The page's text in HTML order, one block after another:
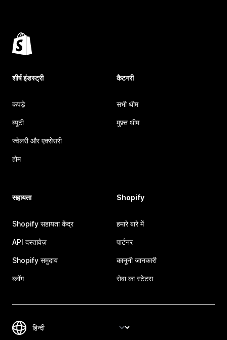
शीर्ष इंडस्ट्री
कपड़े
ब्यूटी
ज्वेलरी और एक्सेसरी
होम
कैटगरी
सभी थीम
मुफ़्त थीम
सहायता
Shopify सहायता केंद्र
API दस्तावेज़
Shopify समुदाय
ब्लॉग
Shopify
हमारे बारे में
पार्टनर
कानूनी जानकारी
सेवा का स्टेटस